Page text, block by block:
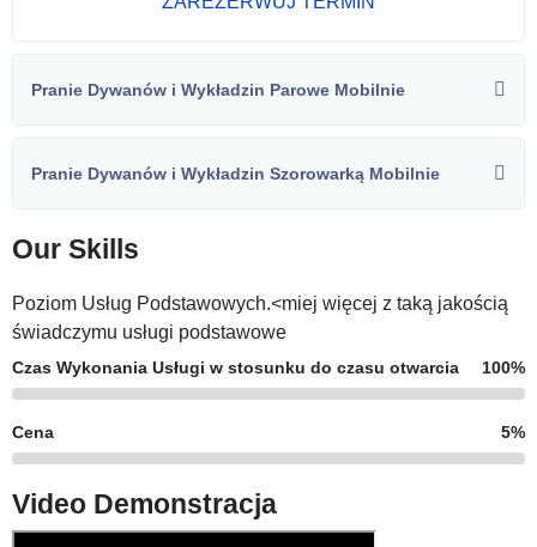
Pranie Dywanów i Wykładzin Parowe Mobilnie
Pranie Dywanów i Wykładzin Szorowarką Mobilnie
Our Skills
Poziom Usług Podstawowych.<miej więcej z taką jakością
świadczymu usługi podstawowe
Czas Wykonania Usługi w stosunku do czasu otwarcia 100%
Cena 5%
Video Demonstracja